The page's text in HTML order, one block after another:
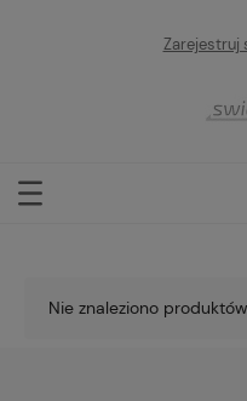
Zarejestruj
Nie znaleziono